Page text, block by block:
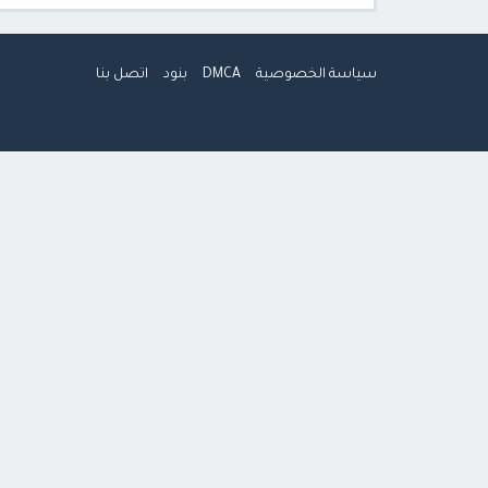
سياسة الخصوصية DMCA بنود اتصل بنا